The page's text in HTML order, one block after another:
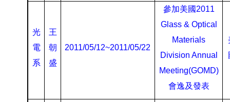
光
電
系
王
朝
盛
2011/05/12~2011/05/22
參加美國2011
Glass & Optical
Materials
Division Annual
Meeting(GOMD)
會逸及發表